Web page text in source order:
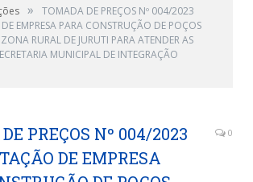
»
TOMADA DE PREÇOS Nº 004/2023
EMPRESA PARA CONSTRUÇÃO DE POÇOS
RURAL DE JURUTI PARA ATENDER AS
MUNICIPAL DE INTEGRAÇÃO
PREÇOS Nº 004/2023
DE EMPRESA
0